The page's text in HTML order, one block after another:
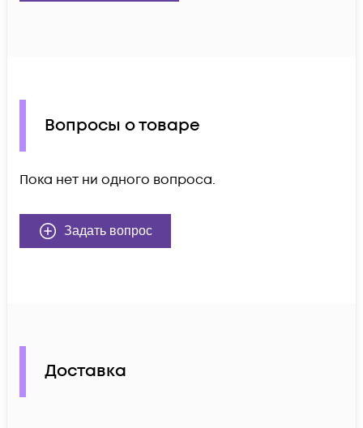
Вопросы о товаре
Пока нет ни одного вопроса.
Задать вопрос
Доставка